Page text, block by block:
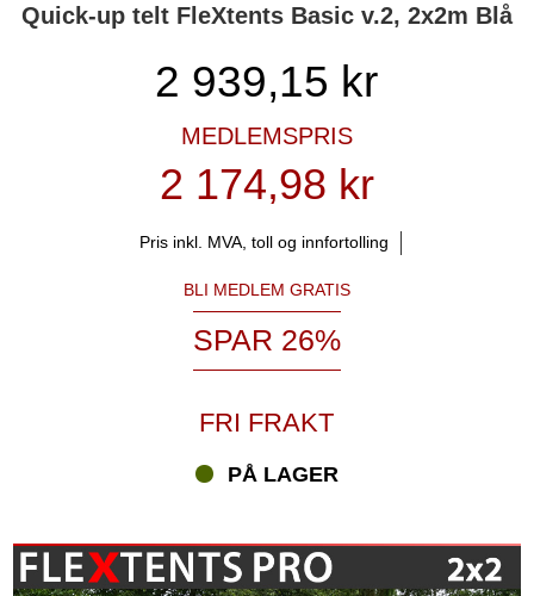
Quick-up telt FleXtents Basic v.2, 2x2m Blå
2 939,15 kr
MEDLEMSPRIS
2 174,98 kr
Pris inkl. MVA, toll og innfortolling
BLI MEDLEM GRATIS
SPAR 26%
FRI FRAKT
PÅ LAGER